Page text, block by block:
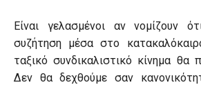
Είναι γελασμένοι αν νομίζουν
συζήτηση μέσα στο
ταξικό συνδικαλιστικό κίνημα θα
Δεν θα δεχθούμε σαν